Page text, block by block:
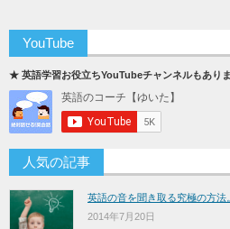
YouTube
★ 英語学習お役立ちYouTubeチャンネルもありま
人気の記事
英語の音を聞き取る究極の方法。
2014年7月20日